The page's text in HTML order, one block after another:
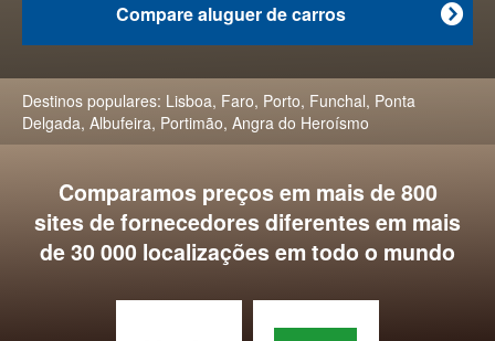

Compare aluguer de carros
Destinos populares: Lisboa, Faro, Porto, Funchal, Ponta
Delgada, Albufeira, Portimão, Angra do Heroísmo
Comparamos preços em mais de 800
sites de fornecedores diferentes em mais
de 30 000 localizações em todo o mundo